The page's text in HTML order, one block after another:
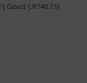
Goud (JE14573)